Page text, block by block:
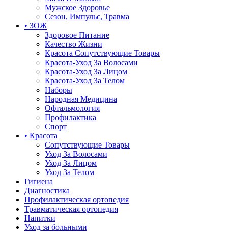
Мужское Здоровье
Сезон, Импульс, Травма
• ЗОЖ
Здоровое Питание
Качество Жизни
Красота Сопутствующие Товары
Красота-Уход За Волосами
Красота-Уход За Лицом
Красота-Уход За Телом
Наборы
Народная Медицина
Офтальмология
Профилактика
Спорт
• Красота
Сопутствующие Товары
Уход За Волосами
Уход За Лицом
Уход За Телом
Гигиена
Диагностика
Профилактическая ортопедия
Травматическая ортопедия
Напитки
Уход за больными